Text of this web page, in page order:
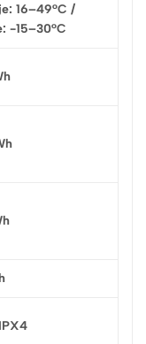
16–49°C /
-15–30°C